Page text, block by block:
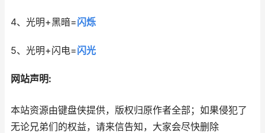
4、光明+黑暗=闪烁
5、光明+闪电=闪光
网站声明:
本站资源由键盘侠提供，版权归原作者全部；如果侵犯了
无论兄弟们的权益，请来信告知，大家会尽快删除